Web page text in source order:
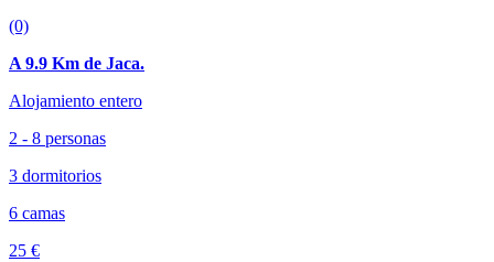
(0)
A 9.9 Km de Jaca.
Alojamiento entero
2 - 8 personas
3 dormitorios
6 camas
25 €